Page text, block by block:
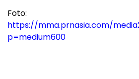
Foto:
https://mma.prnasia.com/
p=medium600